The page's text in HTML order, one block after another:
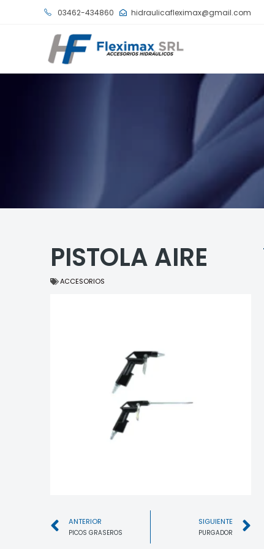
03462-434860 hidraulicafleximax@gmail.com
PISTOLA AIRE
ACCESORIOS
ANTERIOR
PICOS GRASEROS
SIGUIENTE
PURGADOR